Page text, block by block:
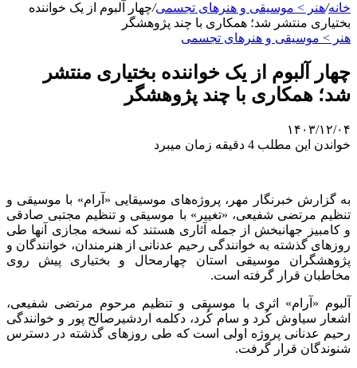
خانه/هنر > موسیقی و هنرهای تجسمی/چهار آلبوم از یک خواننده
بختیاری منتشر شد؛ همکاری با چند پژوهشگر
هنر > موسیقی و هنرهای تجسمی
چهار آلبوم از یک خواننده بختیاری منتشر
شد؛ همکاری با چند پژوهشگر
۱۴۰۳/۱۲/۰۴
خواندن این مطلب 4 دقیقه زمان میبرد
به گزارش خبرنگار مهر، پروژه‌های موسیقایی «آرام» با موسیقی و
تنظیم مرتضی شفیعی، «تغییر» با موسیقی و تنظیم مجتبی صادقی
و کامبیز جهانبخش از جمله آثاری هستند که نسخه مجازی آنها طی
روزهای گذشته به خوانندگی رحیم عدنانی از هنرمندان، خوانندگان و
پژوهشگران موسیقی استان چهارمحال و بختیاری پیش روی
مخاطبان قرار گرفته است.
آلبوم «آرام» اثری با موسیقی و تنظیم مرحوم مرتضی شفیعی،
اشعار سیاوش کُرد و سام کُرد، دکلمه اردشیرصالح پور و خوانندگی
رحیم عدنانی پروژه اولی است که طی روزهای گذشته در دسترس
شنوندگان قرار گرفت.